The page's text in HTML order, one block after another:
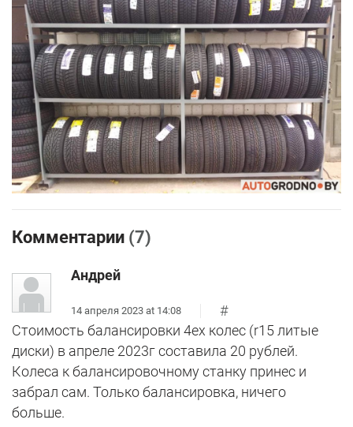
Комментарии (7)
Андрей
14 апреля 2023 at 14:08
#
Стоимость балансировки 4ех колес (r15 литые
диски) в апреле 2023г составила 20 рублей.
Колеса к балансировочному станку принес и
забрал сам. Только балансировка, ничего
больше.